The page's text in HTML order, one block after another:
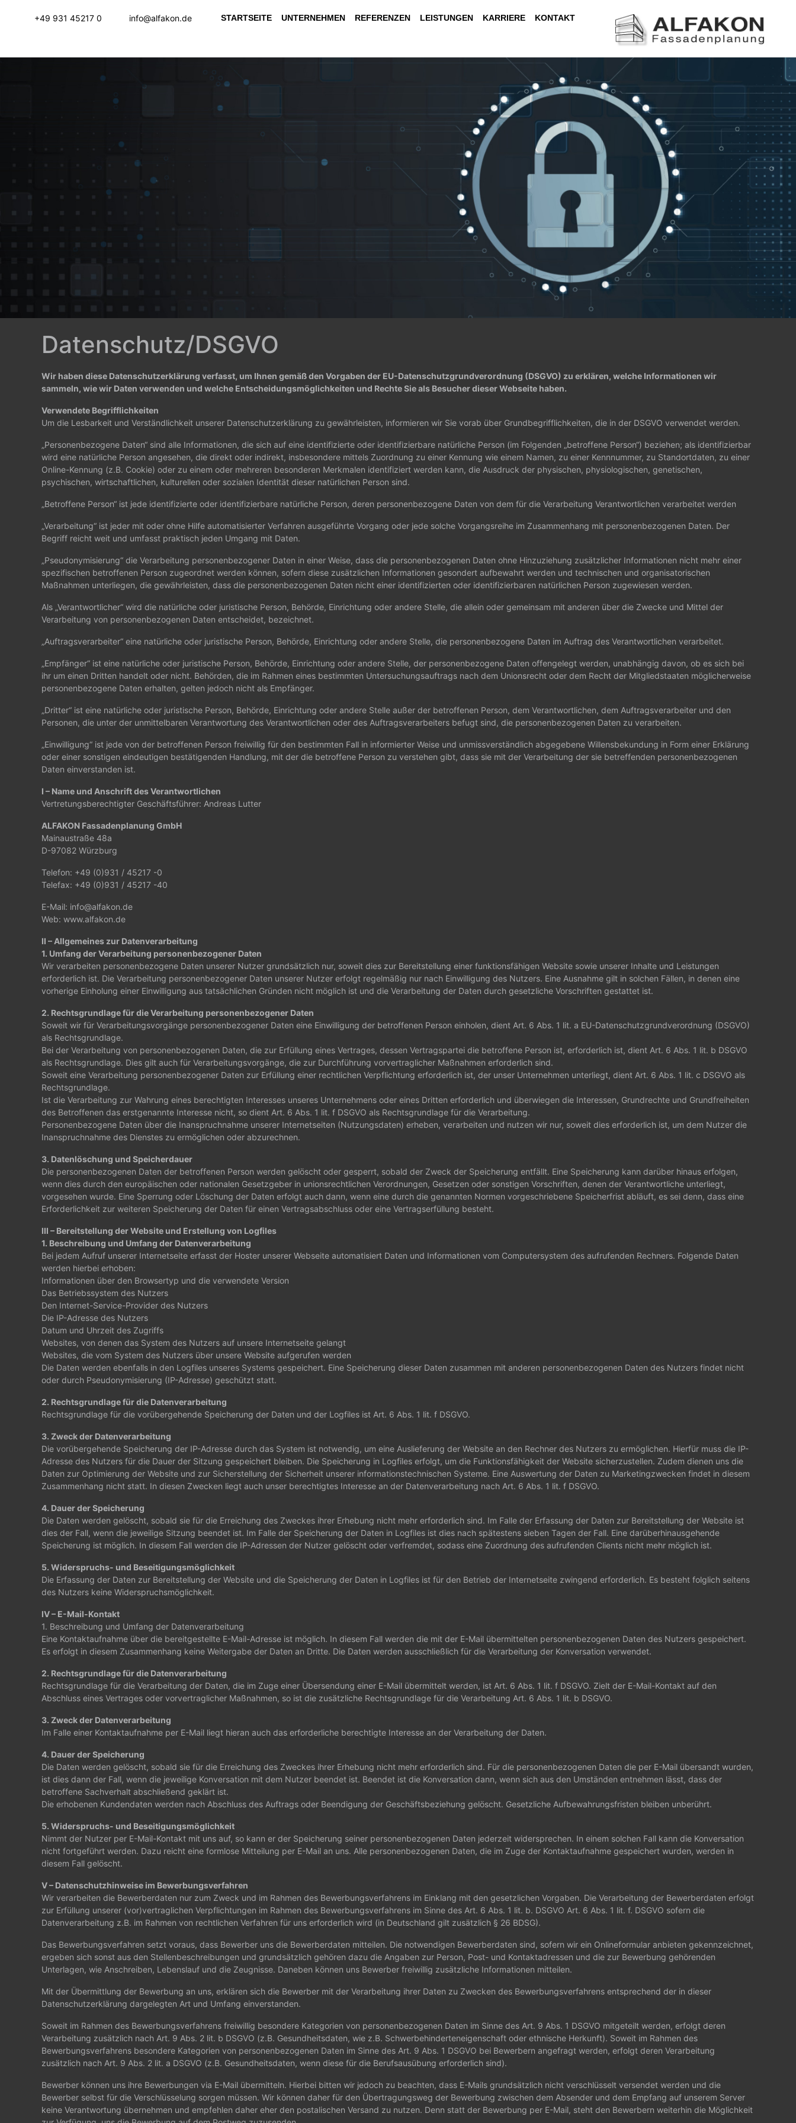
+49 931 45217 0 info@alfakon.de STARTSEITE UNTERNEHMEN REFERENZEN LEISTUNGEN KARRIERE KONTAKT
Datenschutz/DSGVO
Wir haben diese Datenschutzerklärung verfasst, um Ihnen gemäß den Vorgaben der EU-Datenschutzgrundverordnung (DSGVO) zu erklären, welche Informationen wir
sammeln, wie wir Daten verwenden und welche Entscheidungsmöglichkeiten und Rechte Sie als Besucher dieser Webseite haben.
Verwendete Begrifflichkeiten
Um die Lesbarkeit und Verständlichkeit unserer Datenschutzerklärung zu gewährleisten, informieren wir Sie vorab über Grundbegrifflichkeiten, die in der DSGVO verwendet werden.
„Personenbezogene Daten“ sind alle Informationen, die sich auf eine identifizierte oder identifizierbare natürliche Person (im Folgenden „betroffene Person“) beziehen; als identifizierbar
wird eine natürliche Person angesehen, die direkt oder indirekt, insbesondere mittels Zuordnung zu einer Kennung wie einem Namen, zu einer Kennnummer, zu Standortdaten, zu einer
Online-Kennung (z.B. Cookie) oder zu einem oder mehreren besonderen Merkmalen identifiziert werden kann, die Ausdruck der physischen, physiologischen, genetischen,
psychischen, wirtschaftlichen, kulturellen oder sozialen Identität dieser natürlichen Person sind.
„Betroffene Person“ ist jede identifizierte oder identifizierbare natürliche Person, deren personenbezogene Daten von dem für die Verarbeitung Verantwortlichen verarbeitet werden
„Verarbeitung“ ist jeder mit oder ohne Hilfe automatisierter Verfahren ausgeführte Vorgang oder jede solche Vorgangsreihe im Zusammenhang mit personenbezogenen Daten. Der
Begriff reicht weit und umfasst praktisch jeden Umgang mit Daten.
„Pseudonymisierung“ die Verarbeitung personenbezogener Daten in einer Weise, dass die personenbezogenen Daten ohne Hinzuziehung zusätzlicher Informationen nicht mehr einer
spezifischen betroffenen Person zugeordnet werden können, sofern diese zusätzlichen Informationen gesondert aufbewahrt werden und technischen und organisatorischen
Maßnahmen unterliegen, die gewährleisten, dass die personenbezogenen Daten nicht einer identifizierten oder identifizierbaren natürlichen Person zugewiesen werden.
Als „Verantwortlicher“ wird die natürliche oder juristische Person, Behörde, Einrichtung oder andere Stelle, die allein oder gemeinsam mit anderen über die Zwecke und Mittel der
Verarbeitung von personenbezogenen Daten entscheidet, bezeichnet.
„Auftragsverarbeiter“ eine natürliche oder juristische Person, Behörde, Einrichtung oder andere Stelle, die personenbezogene Daten im Auftrag des Verantwortlichen verarbeitet.
„Empfänger“ ist eine natürliche oder juristische Person, Behörde, Einrichtung oder andere Stelle, der personenbezogene Daten offengelegt werden, unabhängig davon, ob es sich bei
ihr um einen Dritten handelt oder nicht. Behörden, die im Rahmen eines bestimmten Untersuchungsauftrags nach dem Unionsrecht oder dem Recht der Mitgliedstaaten möglicherweise
personenbezogene Daten erhalten, gelten jedoch nicht als Empfänger.
„Dritter“ ist eine natürliche oder juristische Person, Behörde, Einrichtung oder andere Stelle außer der betroffenen Person, dem Verantwortlichen, dem Auftragsverarbeiter und den
Personen, die unter der unmittelbaren Verantwortung des Verantwortlichen oder des Auftragsverarbeiters befugt sind, die personenbezogenen Daten zu verarbeiten.
„Einwilligung“ ist jede von der betroffenen Person freiwillig für den bestimmten Fall in informierter Weise und unmissverständlich abgegebene Willensbekundung in Form einer Erklärung
oder einer sonstigen eindeutigen bestätigenden Handlung, mit der die betroffene Person zu verstehen gibt, dass sie mit der Verarbeitung der sie betreffenden personenbezogenen
Daten einverstanden ist.
I – Name und Anschrift des Verantwortlichen
Vertretungsberechtigter Geschäftsführer: Andreas Lutter
ALFAKON Fassadenplanung GmbH
Mainaustraße 48a
D-97082 Würzburg
Telefon: +49 (0)931 / 45217 -0
Telefax: +49 (0)931 / 45217 -40
E-Mail: info@alfakon.de
Web: www.alfakon.de
II – Allgemeines zur Datenverarbeitung
1. Umfang der Verarbeitung personenbezogener Daten
Wir verarbeiten personenbezogene Daten unserer Nutzer grundsätzlich nur, soweit dies zur Bereitstellung einer funktionsfähigen Website sowie unserer Inhalte und Leistungen
erforderlich ist. Die Verarbeitung personenbezogener Daten unserer Nutzer erfolgt regelmäßig nur nach Einwilligung des Nutzers. Eine Ausnahme gilt in solchen Fällen, in denen eine
vorherige Einholung einer Einwilligung aus tatsächlichen Gründen nicht möglich ist und die Verarbeitung der Daten durch gesetzliche Vorschriften gestattet ist.
2. Rechtsgrundlage für die Verarbeitung personenbezogener Daten
Soweit wir für Verarbeitungsvorgänge personenbezogener Daten eine Einwilligung der betroffenen Person einholen, dient Art. 6 Abs. 1 lit. a EU-Datenschutzgrundverordnung (DSGVO)
als Rechtsgrundlage.
Bei der Verarbeitung von personenbezogenen Daten, die zur Erfüllung eines Vertrages, dessen Vertragspartei die betroffene Person ist, erforderlich ist, dient Art. 6 Abs. 1 lit. b DSGVO
als Rechtsgrundlage. Dies gilt auch für Verarbeitungsvorgänge, die zur Durchführung vorvertraglicher Maßnahmen erforderlich sind.
Soweit eine Verarbeitung personenbezogener Daten zur Erfüllung einer rechtlichen Verpflichtung erforderlich ist, der unser Unternehmen unterliegt, dient Art. 6 Abs. 1 lit. c DSGVO als
Rechtsgrundlage.
Ist die Verarbeitung zur Wahrung eines berechtigten Interesses unseres Unternehmens oder eines Dritten erforderlich und überwiegen die Interessen, Grundrechte und Grundfreiheiten
des Betroffenen das erstgenannte Interesse nicht, so dient Art. 6 Abs. 1 lit. f DSGVO als Rechtsgrundlage für die Verarbeitung.
Personenbezogene Daten über die Inanspruchnahme unserer Internetseiten (Nutzungsdaten) erheben, verarbeiten und nutzen wir nur, soweit dies erforderlich ist, um dem Nutzer die
Inanspruchnahme des Dienstes zu ermöglichen oder abzurechnen.
3. Datenlöschung und Speicherdauer
Die personenbezogenen Daten der betroffenen Person werden gelöscht oder gesperrt, sobald der Zweck der Speicherung entfällt. Eine Speicherung kann darüber hinaus erfolgen,
wenn dies durch den europäischen oder nationalen Gesetzgeber in unionsrechtlichen Verordnungen, Gesetzen oder sonstigen Vorschriften, denen der Verantwortliche unterliegt,
vorgesehen wurde. Eine Sperrung oder Löschung der Daten erfolgt auch dann, wenn eine durch die genannten Normen vorgeschriebene Speicherfrist abläuft, es sei denn, dass eine
Erforderlichkeit zur weiteren Speicherung der Daten für einen Vertragsabschluss oder eine Vertragserfüllung besteht.
III – Bereitstellung der Website und Erstellung von Logfiles
1. Beschreibung und Umfang der Datenverarbeitung
Bei jedem Aufruf unserer Internetseite erfasst der Hoster unserer Webseite automatisiert Daten und Informationen vom Computersystem des aufrufenden Rechners. Folgende Daten
werden hierbei erhoben:
Informationen über den Browsertyp und die verwendete Version
Das Betriebssystem des Nutzers
Den Internet-Service-Provider des Nutzers
Die IP-Adresse des Nutzers
Datum und Uhrzeit des Zugriffs
Websites, von denen das System des Nutzers auf unsere Internetseite gelangt
Websites, die vom System des Nutzers über unsere Website aufgerufen werden
Die Daten werden ebenfalls in den Logfiles unseres Systems gespeichert. Eine Speicherung dieser Daten zusammen mit anderen personenbezogenen Daten des Nutzers findet nicht
oder durch Pseudonymisierung (IP-Adresse) geschützt statt.
2. Rechtsgrundlage für die Datenverarbeitung
Rechtsgrundlage für die vorübergehende Speicherung der Daten und der Logfiles ist Art. 6 Abs. 1 lit. f DSGVO.
3. Zweck der Datenverarbeitung
Die vorübergehende Speicherung der IP-Adresse durch das System ist notwendig, um eine Auslieferung der Website an den Rechner des Nutzers zu ermöglichen. Hierfür muss die IP-
Adresse des Nutzers für die Dauer der Sitzung gespeichert bleiben. Die Speicherung in Logfiles erfolgt, um die Funktionsfähigkeit der Website sicherzustellen. Zudem dienen uns die
Daten zur Optimierung der Website und zur Sicherstellung der Sicherheit unserer informationstechnischen Systeme. Eine Auswertung der Daten zu Marketingzwecken findet in diesem
Zusammenhang nicht statt. In diesen Zwecken liegt auch unser berechtigtes Interesse an der Datenverarbeitung nach Art. 6 Abs. 1 lit. f DSGVO.
4. Dauer der Speicherung
Die Daten werden gelöscht, sobald sie für die Erreichung des Zweckes ihrer Erhebung nicht mehr erforderlich sind. Im Falle der Erfassung der Daten zur Bereitstellung der Website ist
dies der Fall, wenn die jeweilige Sitzung beendet ist. Im Falle der Speicherung der Daten in Logfiles ist dies nach spätestens sieben Tagen der Fall. Eine darüberhinausgehende
Speicherung ist möglich. In diesem Fall werden die IP-Adressen der Nutzer gelöscht oder verfremdet, sodass eine Zuordnung des aufrufenden Clients nicht mehr möglich ist.
5. Widerspruchs- und Beseitigungsmöglichkeit
Die Erfassung der Daten zur Bereitstellung der Website und die Speicherung der Daten in Logfiles ist für den Betrieb der Internetseite zwingend erforderlich. Es besteht folglich seitens
des Nutzers keine Widerspruchsmöglichkeit.
IV – E-Mail-Kontakt
1. Beschreibung und Umfang der Datenverarbeitung
Eine Kontaktaufnahme über die bereitgestellte E-Mail-Adresse ist möglich. In diesem Fall werden die mit der E-Mail übermittelten personenbezogenen Daten des Nutzers gespeichert.
Es erfolgt in diesem Zusammenhang keine Weitergabe der Daten an Dritte. Die Daten werden ausschließlich für die Verarbeitung der Konversation verwendet.
2. Rechtsgrundlage für die Datenverarbeitung
Rechtsgrundlage für die Verarbeitung der Daten, die im Zuge einer Übersendung einer E-Mail übermittelt werden, ist Art. 6 Abs. 1 lit. f DSGVO. Zielt der E-Mail-Kontakt auf den
Abschluss eines Vertrages oder vorvertraglicher Maßnahmen, so ist die zusätzliche Rechtsgrundlage für die Verarbeitung Art. 6 Abs. 1 lit. b DSGVO.
3. Zweck der Datenverarbeitung
Im Falle einer Kontaktaufnahme per E-Mail liegt hieran auch das erforderliche berechtigte Interesse an der Verarbeitung der Daten.
4. Dauer der Speicherung
Die Daten werden gelöscht, sobald sie für die Erreichung des Zweckes ihrer Erhebung nicht mehr erforderlich sind. Für die personenbezogenen Daten die per E-Mail übersandt wurden,
ist dies dann der Fall, wenn die jeweilige Konversation mit dem Nutzer beendet ist. Beendet ist die Konversation dann, wenn sich aus den Umständen entnehmen lässt, dass der
betroffene Sachverhalt abschließend geklärt ist.
Die erhobenen Kundendaten werden nach Abschluss des Auftrags oder Beendigung der Geschäftsbeziehung gelöscht. Gesetzliche Aufbewahrungsfristen bleiben unberührt.
5. Widerspruchs- und Beseitigungsmöglichkeit
Nimmt der Nutzer per E-Mail-Kontakt mit uns auf, so kann er der Speicherung seiner personenbezogenen Daten jederzeit widersprechen. In einem solchen Fall kann die Konversation
nicht fortgeführt werden. Dazu reicht eine formlose Mitteilung per E-Mail an uns. Alle personenbezogenen Daten, die im Zuge der Kontaktaufnahme gespeichert wurden, werden in
diesem Fall gelöscht.
V – Datenschutzhinweise im Bewerbungsverfahren
Wir verarbeiten die Bewerberdaten nur zum Zweck und im Rahmen des Bewerbungsverfahrens im Einklang mit den gesetzlichen Vorgaben. Die Verarbeitung der Bewerberdaten erfolgt
zur Erfüllung unserer (vor)vertraglichen Verpflichtungen im Rahmen des Bewerbungsverfahrens im Sinne des Art. 6 Abs. 1 lit. b. DSGVO Art. 6 Abs. 1 lit. f. DSGVO sofern die
Datenverarbeitung z.B. im Rahmen von rechtlichen Verfahren für uns erforderlich wird (in Deutschland gilt zusätzlich § 26 BDSG).
Das Bewerbungsverfahren setzt voraus, dass Bewerber uns die Bewerberdaten mitteilen. Die notwendigen Bewerberdaten sind, sofern wir ein Onlineformular anbieten gekennzeichnet,
ergeben sich sonst aus den Stellenbeschreibungen und grundsätzlich gehören dazu die Angaben zur Person, Post- und Kontaktadressen und die zur Bewerbung gehörenden
Unterlagen, wie Anschreiben, Lebenslauf und die Zeugnisse. Daneben können uns Bewerber freiwillig zusätzliche Informationen mitteilen.
Mit der Übermittlung der Bewerbung an uns, erklären sich die Bewerber mit der Verarbeitung ihrer Daten zu Zwecken des Bewerbungsverfahrens entsprechend der in dieser
Datenschutzerklärung dargelegten Art und Umfang einverstanden.
Soweit im Rahmen des Bewerbungsverfahrens freiwillig besondere Kategorien von personenbezogenen Daten im Sinne des Art. 9 Abs. 1 DSGVO mitgeteilt werden, erfolgt deren
Verarbeitung zusätzlich nach Art. 9 Abs. 2 lit. b DSGVO (z.B. Gesundheitsdaten, wie z.B. Schwerbehinderteneigenschaft oder ethnische Herkunft). Soweit im Rahmen des
Bewerbungsverfahrens besondere Kategorien von personenbezogenen Daten im Sinne des Art. 9 Abs. 1 DSGVO bei Bewerbern angefragt werden, erfolgt deren Verarbeitung
zusätzlich nach Art. 9 Abs. 2 lit. a DSGVO (z.B. Gesundheitsdaten, wenn diese für die Berufsausübung erforderlich sind).
Bewerber können uns ihre Bewerbungen via E-Mail übermitteln. Hierbei bitten wir jedoch zu beachten, dass E-Mails grundsätzlich nicht verschlüsselt versendet werden und die
Bewerber selbst für die Verschlüsselung sorgen müssen. Wir können daher für den Übertragungsweg der Bewerbung zwischen dem Absender und dem Empfang auf unserem Server
keine Verantwortung übernehmen und empfehlen daher eher den postalischen Versand zu nutzen. Denn statt der Bewerbung per E-Mail, steht den Bewerbern weiterhin die Möglichkeit